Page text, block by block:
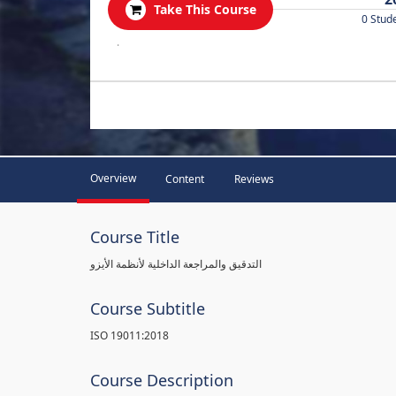
Take This Course
0
.
Overview Content Reviews
Course Title
التدقيق والمراجعة الداخلية لأنظمة الأيزو
Course Subtitle
ISO 19011:2018
Course Description